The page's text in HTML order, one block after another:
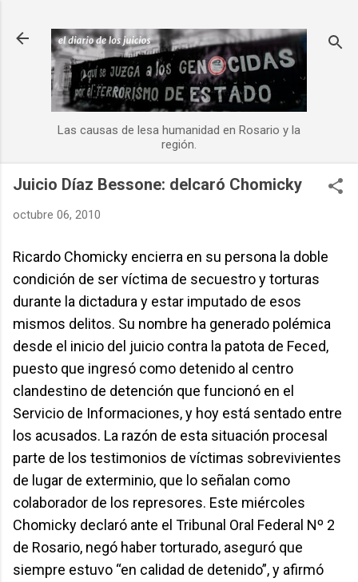
Las causas de lesa humanidad en Rosario y la
región.
Juicio Díaz Bessone: delcaró Chomicky
octubre 06, 2010
Ricardo Chomicky encierra en su persona la doble
condición de ser víctima de secuestro y torturas
durante la dictadura y estar imputado de esos
mismos delitos. Su nombre ha generado polémica
desde el inicio del juicio contra la patota de Feced,
puesto que ingresó como detenido al centro
clandestino de detención que funcionó en el
Servicio de Informaciones, y hoy está sentado entre
los acusados. La razón de esta situación procesal
parte de los testimonios de víctimas sobrevivientes
de lugar de exterminio, que lo señalan como
colaborador de los represores. Este miércoles
Chomicky declaró ante el Tribunal Oral Federal Nº 2
de Rosario, negó haber torturado, aseguró que
siempre estuvo “en calidad de detenido”, y afirmó